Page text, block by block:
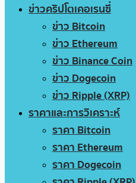
ข่าวคริปโตเคอเรนซี่
ข่าว Bitcoin
ข่าว Ethereum
ข่าว Binance Coin
ข่าว Dogecoin
ข่าว Ripple (XRP)
ราคาและการวิเคราะห์
ราคา Bitcoin
ราคา Ethereum
ราคา Dogecoin